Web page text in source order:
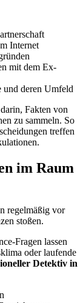
Internet
mit dem Ex-
und deren Umfeld
Fakten von
zu sammeln. So
treffen
im Raum
regelmäßig vor
stoßen.
Fragen lassen
oder laufende
Detektiv in